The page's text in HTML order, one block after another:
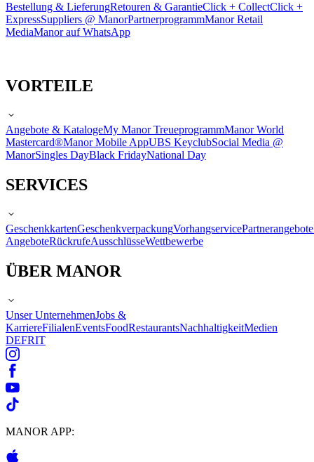
Bestellung & LieferungRetouren & GarantieClick + CollectClick +
ExpressSuppliers @ ManorPartnerprogrammManor Retail
MediaManor auf WhatsApp
VORTEILE
Angebote & KatalogeMy Manor TreueprogrammManor World
Mastercard®Manor Mobile AppUBS KeyclubSocial Media @
ManorSingles DayBlack FridayNational Day
SERVICES
GeschenkkartenGeschenkverpackungVorhangservicePartnerangebote
AngeboteRückrufeAusschlüsseWettbewerbe
ÜBER MANOR
Unser UnternehmenJobs &
KarriereFilialenEventsFoodRestaurantsNachhaltigkeitMedien
DEFRIT
MANOR APP: